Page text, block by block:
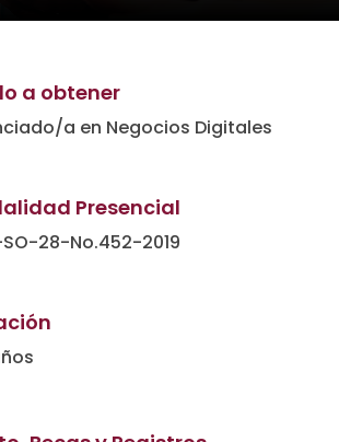
a obtener
a en Negocios Digitales
Presencial
SO-28-No.452-2019